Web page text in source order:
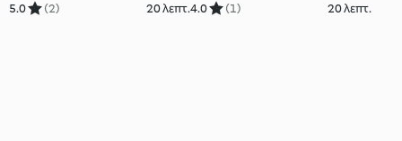
5.0 (2) 20 λεπτ.4.0 (1) 20 λεπτ.